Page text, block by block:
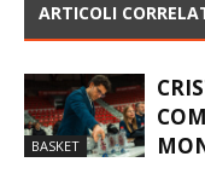
ARTICOLI
BASKET